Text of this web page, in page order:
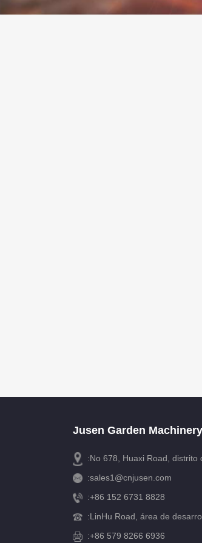
Jusen Garden Machinery
:No 678, Huaxi Road,
:sales1@cnjusen.com
:+86 152 6731 8828
:LinHu Road, área de
:+86 579 8266 6936